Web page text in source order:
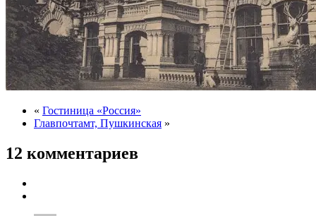
« Гостиница «Россия»
Главпочтамт, Пушкинская »
12 комментариев